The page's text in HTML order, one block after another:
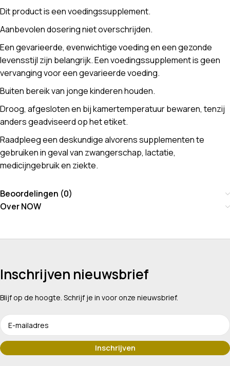
Dit product is een voedingssupplement.
Aanbevolen dosering niet overschrijden.
Een gevarieerde, evenwichtige voeding en een gezonde
levensstijl zijn belangrijk. Een voedingssupplement is geen
vervanging voor een gevarieerde voeding.
Buiten bereik van jonge kinderen houden.
Droog, afgesloten en bij kamertemperatuur bewaren, tenzij
anders geadviseerd op het etiket.
Raadpleeg een deskundige alvorens supplementen te
gebruiken in geval van zwangerschap, lactatie,
medicijngebruik en ziekte.
Beoordelingen (0)
Over NOW
Inschrijven nieuwsbrief
Blijf op de hoogte. Schrijf je in voor onze nieuwsbrief.